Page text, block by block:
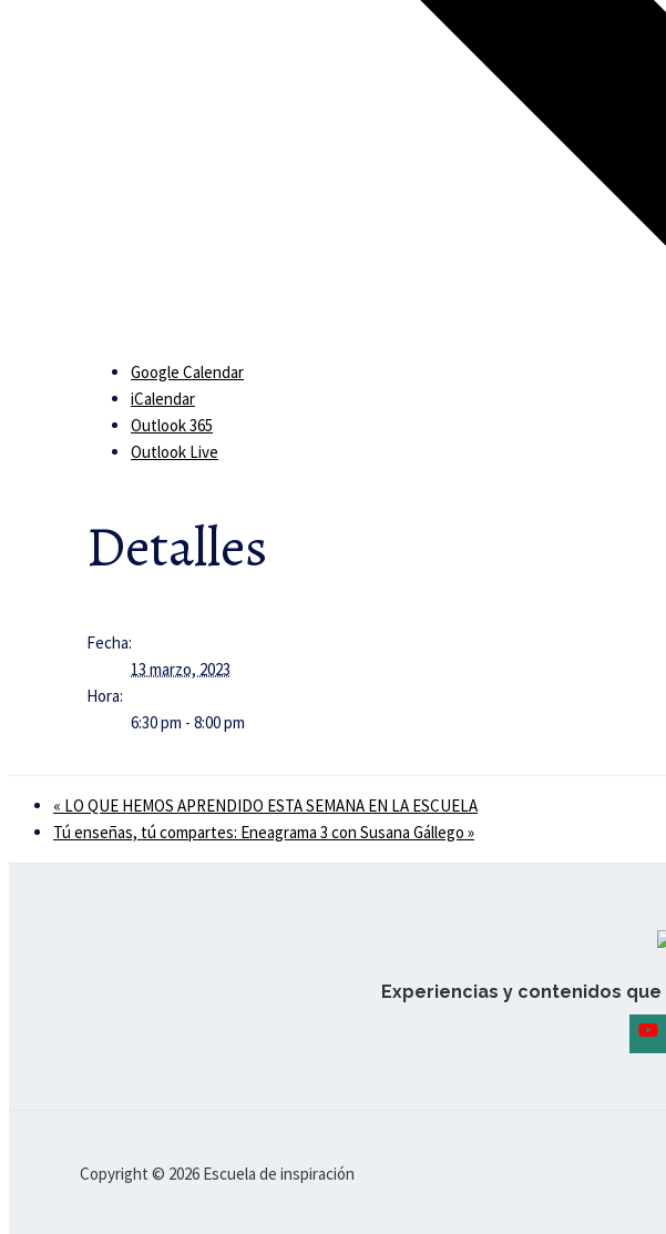
Google Calendar
iCalendar
Outlook 365
Outlook Live
Detalles
Fecha:
13 marzo, 2023
Hora:
6:30 pm - 8:00 pm
« LO QUE HEMOS APRENDIDO ESTA SEMANA EN LA ESCUELA
Tú enseñas, tú compartes: Eneagrama 3 con Susana Gállego »
Experiencias y contenidos
Copyright © 2026 Escuela de inspiración